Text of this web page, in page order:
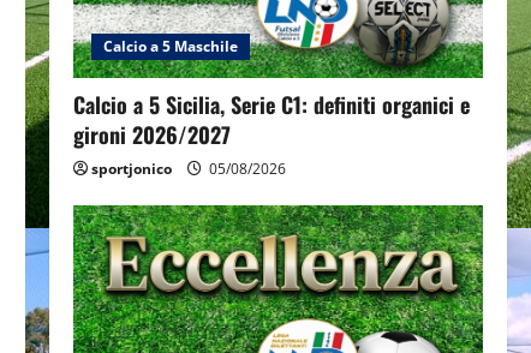
Calcio a 5 Maschile
Calcio a 5 Sicilia, Serie C1: definiti organici e
gironi 2026/2027
sportjonico 05/08/2026